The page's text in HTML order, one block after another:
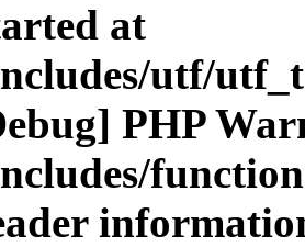
at
utf/
PHP